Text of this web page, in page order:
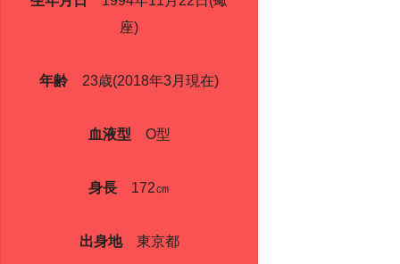
座)
年齢 23歳(2018年3月現在)
血液型 O型
身長 172㎝
出身地 東京都